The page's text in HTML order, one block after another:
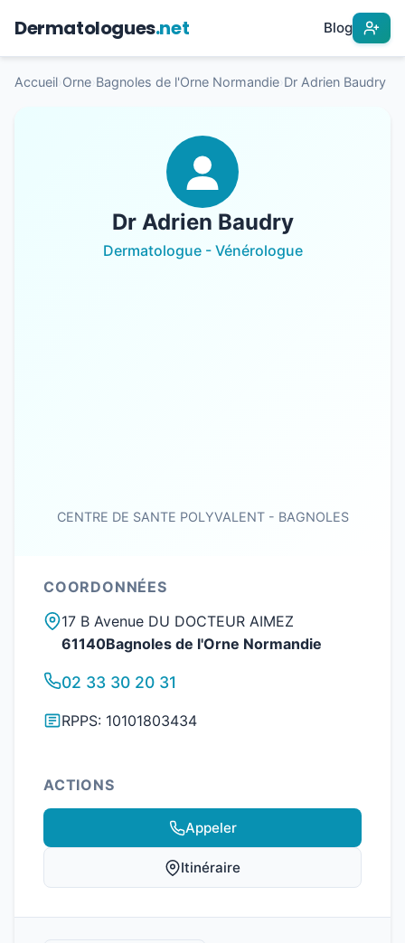
Dermatologues.net Blog
Accueil Orne Bagnoles de l'Orne Normandie Dr Adrien Baudry
Dr Adrien Baudry
Dermatologue - Vénérologue
CENTRE DE SANTE POLYVALENT - BAGNOLES
COORDONNÉES
17 B Avenue DU DOCTEUR AIMEZ
61140Bagnoles de l'Orne Normandie
02 33 30 20 31
RPPS: 10101803434
ACTIONS
Appeler
Itinéraire